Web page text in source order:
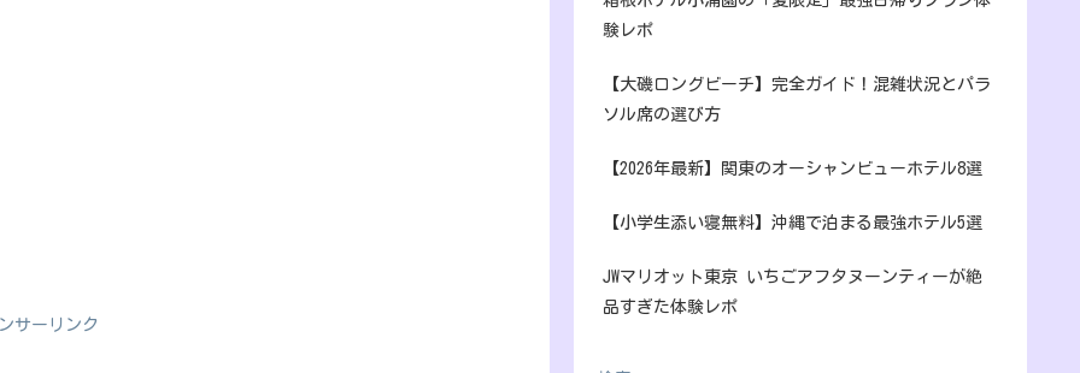
サーリンク
験レポ
【大磯ロングビーチ】完全ガイド！混雑状況とパラ
ソル席の選び方
【2026年最新】関東のオーシャンビューホテル8選
【小学生添い寝無料】沖縄で泊まる最強ホテル5選
JWマリオット東京 いちごアフタヌーンティーが絶
品すぎた体験レポ